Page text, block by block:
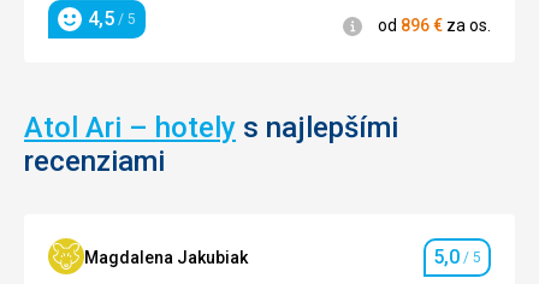
Hodnotenie
4,5 / 5 Informácie
od 896€ za os.
Atol Ari – hotely s najlepšími
recenziami
Magdalena Jakubiak Hodnotenie
5,0 / 5